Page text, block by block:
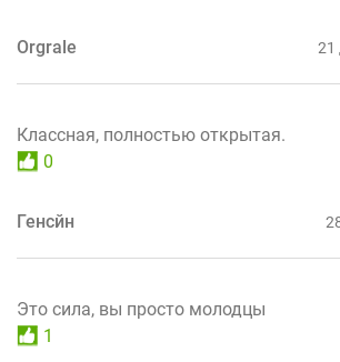
Orgrale 21
Классная, полностью открытая.
0
Генсйн
Это сила, вы просто молодцы
1